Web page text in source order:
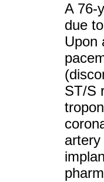
A 76-
due
Upon
ST/S